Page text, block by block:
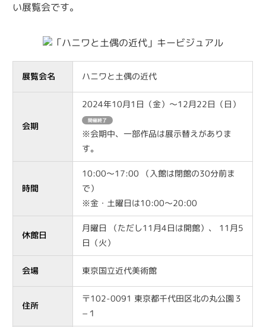
い展覧会です。
展覧会名 ハニワと土偶の近代
会期
2024年10月1日（金）～12月22日（日）
開催終了
※会期中、一部作品は展示替えがありま
す。
時間
10:00〜17:00 （入館は閉館の30分前ま
で）
※金・土曜日は10:00〜20:00
休館日
月曜日 （ただし11月4日は開館）、 11月5
日（火）
会場 東京国立近代美術館
住所
〒102-0091 東京都千代田区北の丸公園３
−１